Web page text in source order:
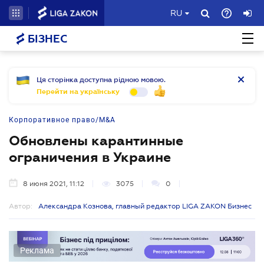
RU
БІЗНЕС
Ця сторінка доступна рідною мовою.
Перейти на українську
Корпоративное право/M&A
Обновлены карантинные
ограничения в Украине
8 июня 2021, 11:12 3075 0
Автор: Александра Кознова, главный редактор LIGA ZAKON Бизнес
Реклама